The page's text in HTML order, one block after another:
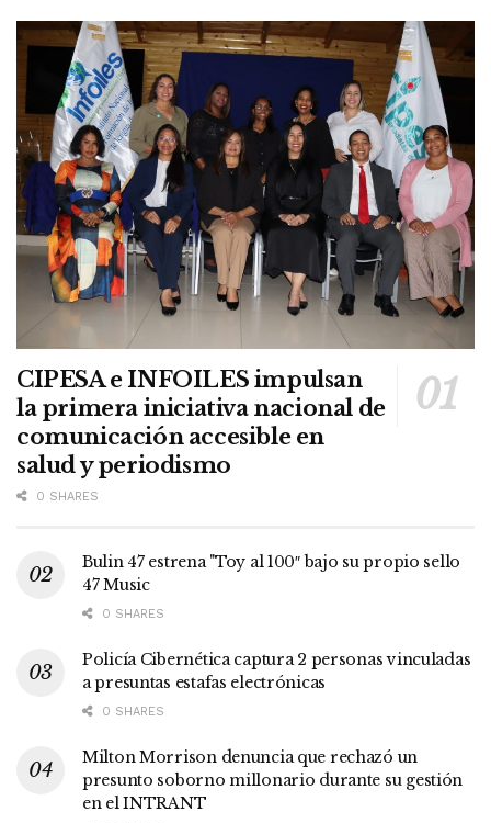
CIPESA e INFOILES impulsan
la primera iniciativa nacional de
comunicación accesible en
salud y periodismo
0 SHARES
Bulin 47 estrena "Toy al 100″ bajo su propio sello
47 Music
0 SHARES
Policía Cibernética captura 2 personas vinculadas
a presuntas estafas electrónicas
0 SHARES
Milton Morrison denuncia que rechazó un
presunto soborno millonario durante su gestión
en el INTRANT